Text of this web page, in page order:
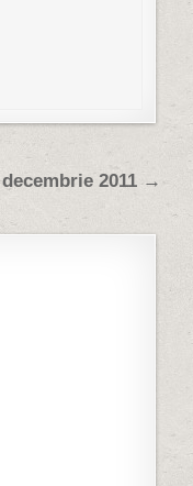
decembrie 2011 →